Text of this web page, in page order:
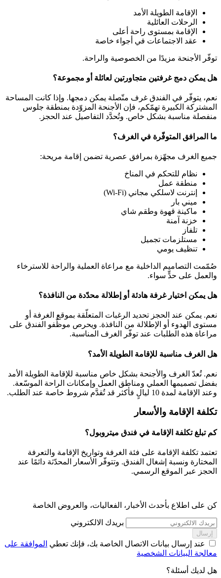
الإقامة الطويلة الأمد
الرحلات العائلية
الإقامة بمستوى راحة أعلى
عقد الاجتماعات في أجواء خاصة
توفّر الأجنحة مزيدًا من الخصوصية والراحة.
هل يمكن دمج غرفتين متجاورتين لعائلة أو مجموعة؟
نعم، يتوفّر في الفندق غرف متّصلة يمكن دمجها. وإذا كانت المساحة
المشتركة الكبيرة تهمّكم، فإن الأجنحة المزوّدة بمنطقة جلوس
منفصلة مناسبة بشكل خاص. وتُحدَّد التفاصيل عند الحجز.
ما المرافق المتوفّرة في الغرف؟
جميع الغرف مجهّزة بمرافق عصرية تضمن إقامة مريحة:
نظام للتحكم في المناخ
منطقة عمل
إنترنت لاسلكي مجاني (Wi-Fi)
ميني بار
ماكينة قهوة وطقم شاي
خزنة آمنة
تلفاز
مستلزمات تجميل
تنظيف يومي
صُمّمت التصاميم الداخلية مع مراعاة العملية والراحة للاسترخاء
والعمل على حدٍّ سواء.
هل يمكن اختيار غرفة هادئة أو إطلالة محدّدة من النافذة؟
نعم. يمكن عند الحجز تحديد الرغبات المتعلّقة بموقع الغرفة أو
مستوى الهدوء أو الإطلالة من النافذة. ويحرص موظّفو الفندق على
مراعاة هذه الطلبات عند توفّر الغرف المناسبة.
هل الغرف مناسبة للإقامة الطويلة الأمد؟
نعم. تُعدّ الغرف والأجنحة بشكل خاص مناسبة للإقامة الطويلة الأمد
بفضل تصميمها العملي ومناطق العمل وإمكانات الراحة الموسّعة.
وعند الإقامة لمدة 10 ليالٍ فأكثر قد تُقدَّم شروط خاصة عند الطلب.
تكلفة الإقامة والأسعار
كم تبلغ تكلفة الإقامة في فندق ميتروبول؟
تعتمد تكلفة الإقامة على فئة الغرفة وتواريخ الإقامة والتعرفة
المختارة ونسبة إشغال الفندق. وتتوفّر الأسعار المحدّثة دائمًا عند
الحجز عبر الموقع الرسمي.
كن على اطلاع بأحدث الأخبار، الفعاليات، والعروض الخاصة
بريدك الالكتروني
إرسال
عند إرسال بيانات الاتصال الخاصة بك، فإنك تعطي الموافقة على
معالجة البيانات الشخصية
هل لديك أسئلة؟